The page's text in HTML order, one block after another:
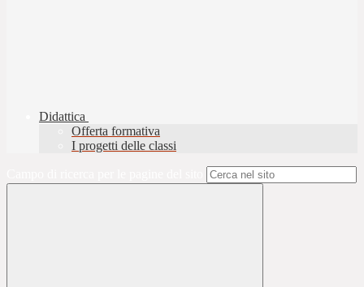
Didattica
Offerta formativa
I progetti delle classi